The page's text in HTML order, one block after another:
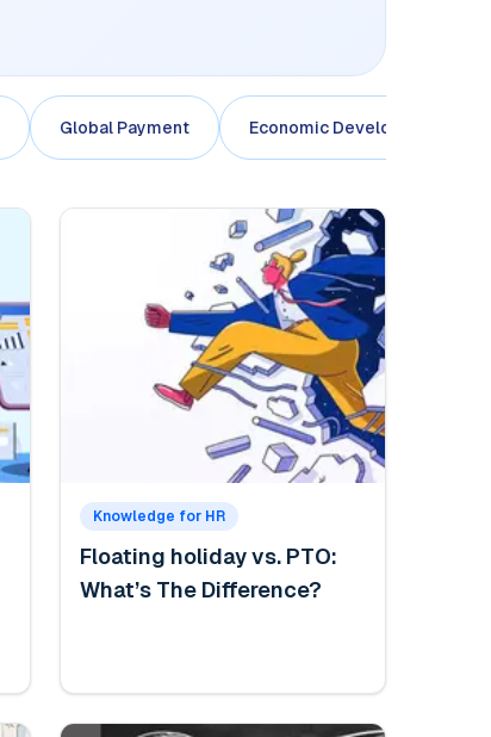
Global Payment Economic Development
Knowledge for HR
Floating holiday vs. PTO:
What’s The Difference?